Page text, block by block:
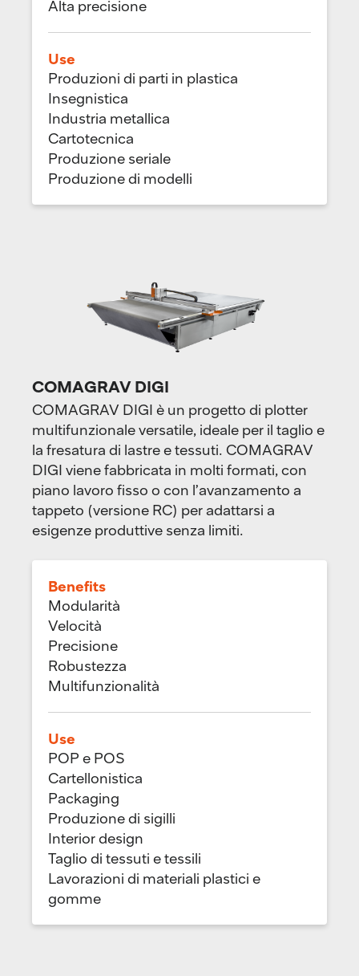
Alta precisione
Use
Produzioni di parti in plastica
Insegnistica
Industria metallica
Cartotecnica
Produzione seriale
Produzione di modelli
COMAGRAV DIGI
COMAGRAV DIGI è un progetto di plotter
multifunzionale versatile, ideale per il taglio e
la fresatura di lastre e tessuti. COMAGRAV
DIGI viene fabbricata in molti formati, con
piano lavoro fisso o con l’avanzamento a
tappeto (versione RC) per adattarsi a
esigenze produttive senza limiti.
Benefits
Modularità
Velocità
Precisione
Robustezza
Multifunzionalità
Use
POP e POS
Cartellonistica
Packaging
Produzione di sigilli
Interior design
Taglio di tessuti e tessili
Lavorazioni di materiali plastici e
gomme